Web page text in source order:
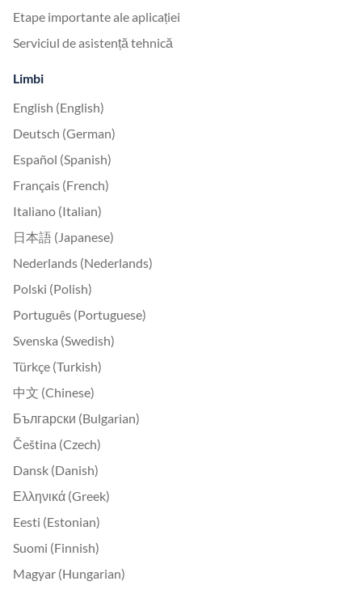
Etape importante ale aplicației
Serviciul de asistență tehnică
Limbi
English (English)
Deutsch (German)
Español (Spanish)
Français (French)
Italiano (Italian)
日本語 (Japanese)
Nederlands (Nederlands)
Polski (Polish)
Português (Portuguese)
Svenska (Swedish)
Türkçe (Turkish)
中文 (Chinese)
Български (Bulgarian)
Čeština (Czech)
Dansk (Danish)
Ελληνικά (Greek)
Eesti (Estonian)
Suomi (Finnish)
Magyar (Hungarian)